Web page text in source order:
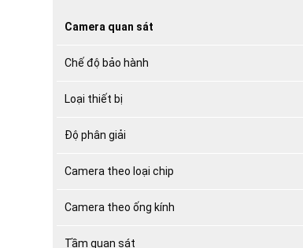
là:
Camera quan sát
Chế độ bảo hành
Loại thiết bị
Độ phân giải
Camera theo loại chip
Camera theo ống kính
Tầm quan sát